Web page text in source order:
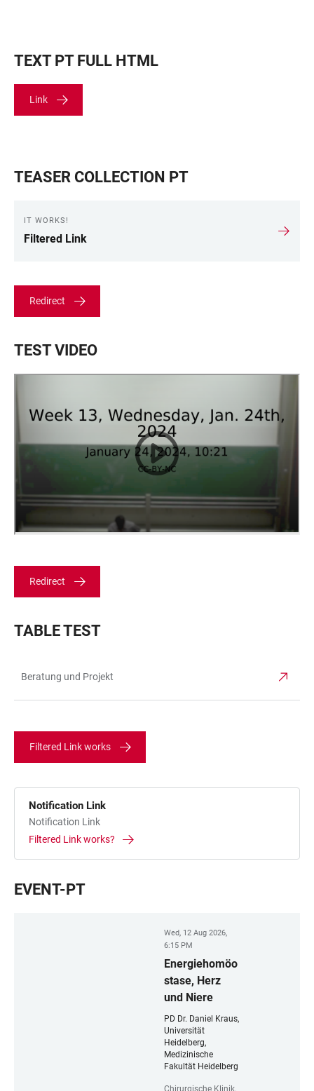
TEXT PT FULL HTML
Link
TEASER COLLECTION PT
IT WORKS!
Filtered Link
Redirect
TEST VIDEO
Redirect
TABLE TEST
Beratung und Projekt
Filtered Link works
Notification Link
Notification Link
Filtered Link works?
EVENT-PT
Wed, 12 Aug 2026,
6:15 PM
Energiehomöo
stase, Herz
und Niere
PD Dr. Daniel Kraus,
Universität
Heidelberg,
Medizinische
Fakultät Heidelberg
Chirurgische Klinik,